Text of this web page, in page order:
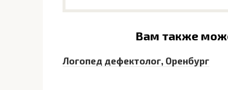
Вам также
Логопед дефектолог, Оренбург